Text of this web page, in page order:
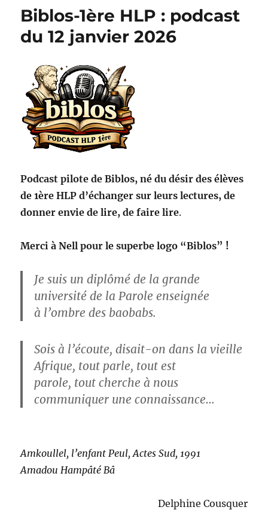
Biblos-1ère HLP : podcast
du 12 janvier 2026
Podcast pilote de Biblos, né du désir des élèves
de 1ère HLP d’échanger sur leurs lectures, de
donner envie de lire, de faire lire.
Merci à Nell pour le superbe logo “Biblos” !
Je suis un diplômé de la grande
université de la Parole enseignée
à l’ombre des baobabs.
Sois à l’écoute, disait-on dans la vieille
Afrique, tout parle, tout est
parole, tout cherche à nous
communiquer une connaissance…
Amkoullel, l’enfant Peul, Actes Sud, 1991
Amadou Hampâté Bâ
Delphine Cousquer